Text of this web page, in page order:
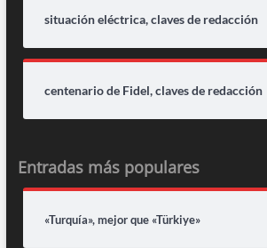
situación eléctrica, claves de redacción
centenario de Fidel, claves de redacción
Entradas más populares
«Turquía», mejor que «Türkiye»